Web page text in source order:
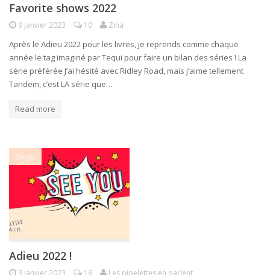
Favorite shows 2022
9 janvier 2023 10 Zina
Après le Adieu 2022 pour les livres, je reprends comme chaque
année le tag imaginé par Tequi pour faire un bilan des séries ! La
série préférée J’ai hésité avec Ridley Road, mais j’aime tellement
Tandem, c’est LA série que…
Read more
Blogo
Adieu 2022 !